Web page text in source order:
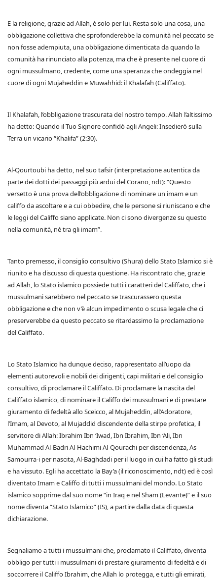
E la religione, grazie ad Allah, è solo per lui. Resta solo una cosa, una
obbligazione collettiva che sprofonderebbe la comunità nel peccato se
non fosse adempiuta, una obbligazione dimenticata da quando la
comunità ha rinunciato alla potenza, ma che è presente nel cuore di
ogni mussulmano, credente, come una speranza che ondeggia nel
cuore di ogni Mujaheddin e Muwahhid: il Khalafah (Califfato).
Il Khalafah, l’obbligazione trascurata del nostro tempo. Allah l’altissimo
ha detto: Quando il Tuo Signore confidò agli Angeli: Insedierò sulla
Terra un vicario “Khalifa” (2:30).
Al-Qourtoubi ha detto, nel suo tafsir (interpretazione autentica da
parte dei dotti dei passaggi più ardui del Corano, ndt): “Questo
versetto è una prova dell’obbligazione di nominare un imam e un
califfo da ascoltare e a cui obbedire, che le persone si riuniscano e che
le leggi del Califfo siano applicate. Non ci sono divergenze su questo
nella comunità, né tra gli imam”.
Tanto premesso, il consiglio consultivo (Shura) dello Stato Islamico si è
riunito e ha discusso di questa questione. Ha riscontrato che, grazie
ad Allah, lo Stato islamico possiede tutti i caratteri del Califfato, che i
mussulmani sarebbero nel peccato se trascurassero questa
obbligazione e che non v’è alcun impedimento o scusa legale che ci
preserverebbe da questo peccato se ritardassimo la proclamazione
del Califfato.
Lo Stato Islamico ha dunque deciso, rappresentato all’uopo da
elementi autorevoli e nobili dei dirigenti, capi militari e del consiglio
consultivo, di proclamare il Califfato. Di proclamare la nascita del
Califfato islamico, di nominare il Califfo dei mussulmani e di prestare
giuramento di fedeltà allo Sceicco, al Mujaheddin, all’Adoratore,
l’Imam, al Devoto, al Mujaddid discendente della stirpe profetica, il
servitore di Allah: Ibrahim Ibn ‘Iwad, Ibn Ibrahim, Ibn ‘Ali, Ibn
Muhammad Al-Badri Al-Hachimi Al-Qourachi per discendenza, As-
Samourra-i per nascita, Al-Baghdadi per il luogo in cui ha fatto gli studi
e ha vissuto. Egli ha accettato la Bay’a (il riconoscimento, ndt) ed è così
diventato Imam e Califfo di tutti i mussulmani del mondo. Lo Stato
islamico sopprime dal suo nome “in Iraq e nel Sham (Levante)” e il suo
nome diventa “Stato Islamico” (IS), a partire dalla data di questa
dichiarazione.
Segnaliamo a tutti i mussulmani che, proclamato il Califfato, diventa
obbligo per tutti i mussulmani di prestare giuramento di fedeltà e di
soccorrere il Califfo Ibrahim, che Allah lo protegga, e tutti gli emirati,